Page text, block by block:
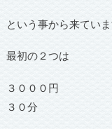
という事から来ていま
最初の２つは
３０００円
３０分